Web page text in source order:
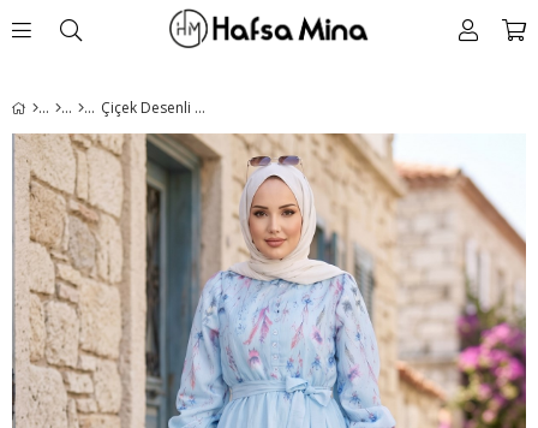
Çiçek Desenli Astarlı Kuşaklı Elbise Mavi HM2923